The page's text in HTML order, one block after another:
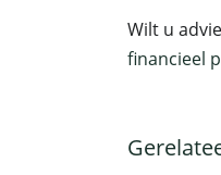
Wilt u
financieel